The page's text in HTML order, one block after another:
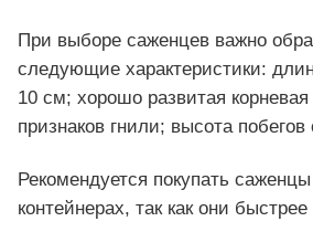
При выборе саженцев важно
следующие характеристики:
10 см; хорошо развитая
признаков гнили; высота
Рекомендуется покупать
контейнерах, так как они